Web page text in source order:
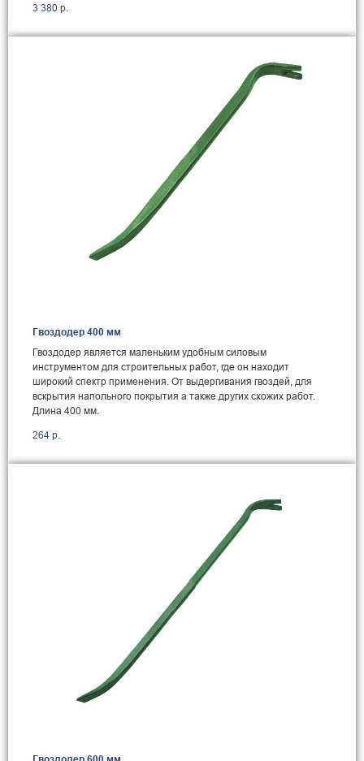
3 380 р.
Гвоздодер 400 мм
Гвоздодер является маленьким удобным силовым
инструментом для строительных работ, где он находит
широкий спектр применения. От выдергивания гвоздей, для
вскрытия напольного покрытия а также других схожих работ.
Длина 400 мм.
264 р.